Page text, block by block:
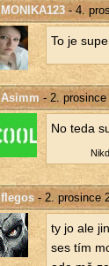
MONIKA123- 4.
To je
Asimm - 2. prosince
No teda
flegos- 2. prosince
ty jo ale
ses tím